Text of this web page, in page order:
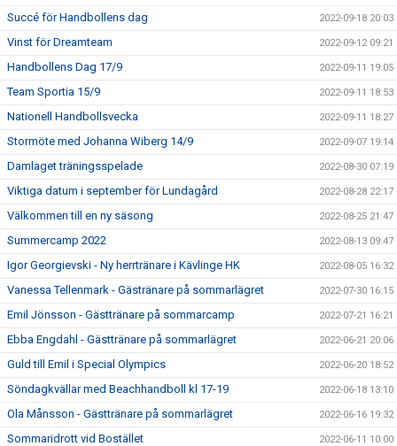
Succé för Handbollens dag 2022-09-18 20:03
Vinst för Dreamteam 2022-09-12 09:21
Handbollens Dag 17/9 2022-09-11 19:05
Team Sportia 15/9 2022-09-11 18:53
Nationell Handbollsvecka 2022-09-11 18:27
Stormöte med Johanna Wiberg 14/9 2022-09-07 19:14
Damlaget träningsspelade 2022-08-30 07:19
Viktiga datum i september för Lundagård 2022-08-28 22:17
Välkommen till en ny säsong 2022-08-25 21:47
Summercamp 2022 2022-08-13 09:47
Igor Georgievski - Ny herrtränare i Kävlinge HK 2022-08-05 16:32
Vanessa Tellenmark - Gästränare på sommarlägret 2022-07-30 16:15
Emil Jönsson - Gästtränare på sommarcamp 2022-07-21 16:21
Ebba Engdahl - Gästtränare på sommarlägret 2022-06-21 20:06
Guld till Emil i Special Olympics 2022-06-20 18:52
Söndagkvällar med Beachhandboll kl 17-19 2022-06-18 13:10
Ola Månsson - Gästtränare på sommarlägret 2022-06-16 19:32
Sommaridrott vid Bostället 2022-06-11 10:00